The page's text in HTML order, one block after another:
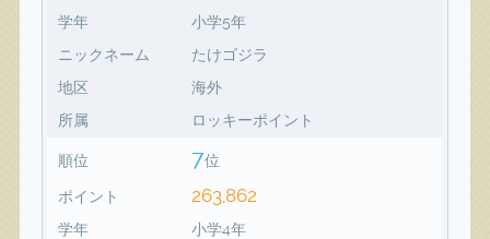
学年
小学5年
ニックネーム
たけゴジラ
地区
海外
所属
ロッキーポイント
順位 7位
ポイント 263,862
学年
小学4年